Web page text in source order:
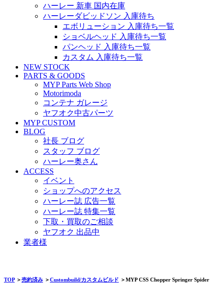
ハーレー 新車 国内在庫
ハーレーダビッドソン 入庫待ち
エボリューション 入庫待ち一覧
ショベルヘッド 入庫待ち一覧
パンヘッド 入庫待ち一覧
カスタム 入庫待ち一覧
NEW STOCK
PARTS & GOODS
MYP Parts Web Shop
Motorimoda
コンテナ ガレージ
ヤフオク中古パーツ
MYP CUSTOM
BLOG
社長 ブログ
スタッフ ブログ
ハーレー奥さん
ACCESS
イベント
ショップへのアクセス
ハーレー誌 広告一覧
ハーレー誌 特集一覧
下取・買取のご相談
ヤフオク 出品中
業者様
TOP＞売約済み ＞Custombuild/カスタムビルド ＞MYP CSS Chopper Springer Spider